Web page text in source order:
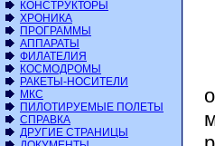
КОНСТРУКТОРЫ
ХРОНИКА
ПРОГРАММЫ
АППАРАТЫ
ФИЛАТЕЛИЯ
КОСМОДРОМЫ
РАКЕТЫ-НОСИТЕЛИ
МКС
ПИЛОТИРУЕМЫЕ ПОЛЕТЫ
СПРАВКА
ДРУГИЕ СТРАНИЦЫ